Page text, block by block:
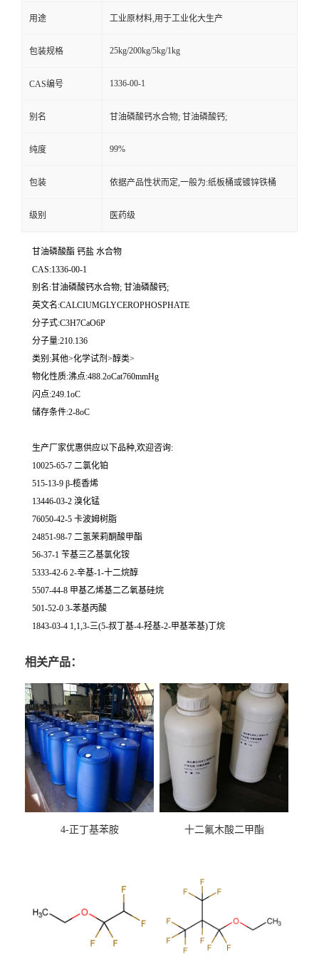
用途 工业原材料,用于工业化大生产
包装规格 25kg/200kg/5kg/1kg
CAS编号 1336-00-1
别名 甘油磷酸钙水合物; 甘油磷酸钙;
纯度 99%
包装 依据产品性状而定,一般为:纸板桶或镀锌铁桶
级别 医药级
甘油磷酸酯 钙盐 水合物
CAS:1336-00-1
别名:甘油磷酸钙水合物; 甘油磷酸钙;
英文名:CALCIUMGLYCEROPHOSPHATE
分子式:C3H7CaO6P
分子量:210.136
类别:其他>化学试剂>醇类>
物化性质:沸点:488.2oCat760mmHg
闪点:249.1oC
储存条件:2-8oC
生产厂家优惠供应以下品种,欢迎咨询:
10025-65-7 二氯化铂
515-13-9 β-榄香烯
13446-03-2 溴化锰
76050-42-5 卡波姆树脂
24851-98-7 二氢茉莉酮酸甲酯
56-37-1 苄基三乙基氯化铵
5333-42-6 2-辛基-1-十二烷醇
5507-44-8 甲基乙烯基二乙氧基硅烷
501-52-0 3-苯基丙酸
1843-03-4 1,1,3-三(5-叔丁基-4-羟基-2-甲基苯基)丁烷
相关产品：
4-正丁基苯胺 十二氟木酸二甲酯